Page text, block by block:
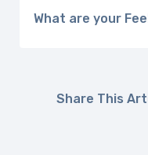
What are your
Share This